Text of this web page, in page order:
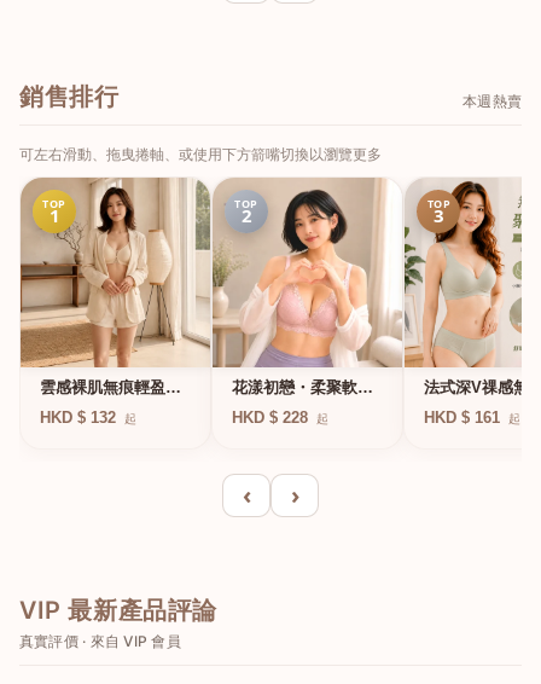
銷售排行 本週熱賣
可左右滑動、拖曳捲軸、或使用下方箭嘴切換以瀏覽更多
TOP
1
雲感裸肌無痕輕盈無
鋼圈內衣
HKD $ 132 起
TOP
2
花漾初戀・柔聚軟鋼
圈蕾絲內衣
HKD $ 228 起
TOP
3
法式深V祼感無
凍軟支撐條無鋼
HKD $ 161 起
‹ ›
VIP 最新產品評論
真實評價 · 來自 VIP 會員